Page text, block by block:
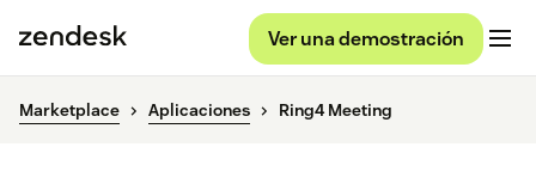
Ver una demostración
Marketplace Aplicaciones Ring4 Meeting